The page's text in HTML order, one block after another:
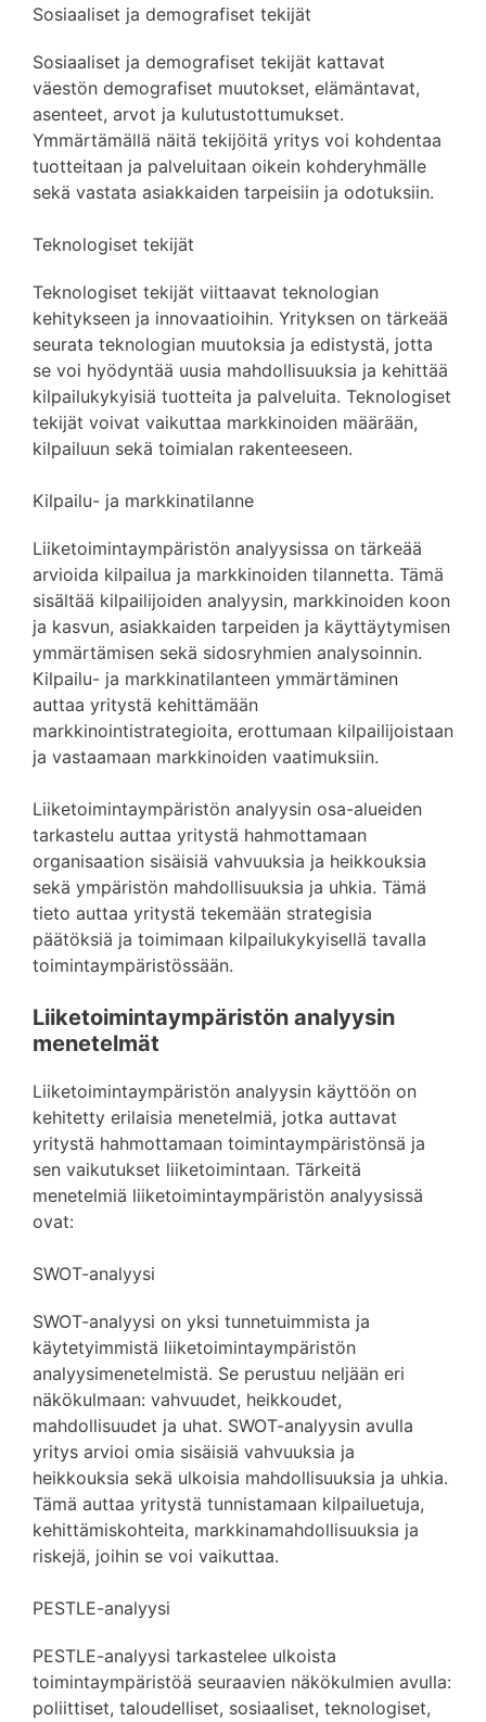
Sosiaaliset ja demografiset tekijät
Sosiaaliset ja demografiset tekijät kattavat
väestön demografiset muutokset, elämäntavat,
asenteet, arvot ja kulutustottumukset.
Ymmärtämällä näitä tekijöitä yritys voi kohdentaa
tuotteitaan ja palveluitaan oikein kohderyhmälle
sekä vastata asiakkaiden tarpeisiin ja odotuksiin.
Teknologiset tekijät
Teknologiset tekijät viittaavat teknologian
kehitykseen ja innovaatioihin. Yrityksen on tärkeää
seurata teknologian muutoksia ja edistystä, jotta
se voi hyödyntää uusia mahdollisuuksia ja kehittää
kilpailukykyisiä tuotteita ja palveluita. Teknologiset
tekijät voivat vaikuttaa markkinoiden määrään,
kilpailuun sekä toimialan rakenteeseen.
Kilpailu- ja markkinatilanne
Liiketoimintaympäristön analyysissa on tärkeää
arvioida kilpailua ja markkinoiden tilannetta. Tämä
sisältää kilpailijoiden analyysin, markkinoiden koon
ja kasvun, asiakkaiden tarpeiden ja käyttäytymisen
ymmärtämisen sekä sidosryhmien analysoinnin.
Kilpailu- ja markkinatilanteen ymmärtäminen
auttaa yritystä kehittämään
markkinointistrategioita, erottumaan kilpailijoistaan
ja vastaamaan markkinoiden vaatimuksiin.
Liiketoimintaympäristön analyysin osa-alueiden
tarkastelu auttaa yritystä hahmottamaan
organisaation sisäisiä vahvuuksia ja heikkouksia
sekä ympäristön mahdollisuuksia ja uhkia. Tämä
tieto auttaa yritystä tekemään strategisia
päätöksiä ja toimimaan kilpailukykyisellä tavalla
toimintaympäristössään.
Liiketoimintaympäristön analyysin
menetelmät
Liiketoimintaympäristön analyysin käyttöön on
kehitetty erilaisia menetelmiä, jotka auttavat
yritystä hahmottamaan toimintaympäristönsä ja
sen vaikutukset liiketoimintaan. Tärkeitä
menetelmiä liiketoimintaympäristön analyysissä
ovat:
SWOT-analyysi
SWOT-analyysi on yksi tunnetuimmista ja
käytetyimmistä liiketoimintaympäristön
analyysimenetelmistä. Se perustuu neljään eri
näkökulmaan: vahvuudet, heikkoudet,
mahdollisuudet ja uhat. SWOT-analyysin avulla
yritys arvioi omia sisäisiä vahvuuksia ja
heikkouksia sekä ulkoisia mahdollisuuksia ja uhkia.
Tämä auttaa yritystä tunnistamaan kilpailuetuja,
kehittämiskohteita, markkinamahdollisuuksia ja
riskejä, joihin se voi vaikuttaa.
PESTLE-analyysi
PESTLE-analyysi tarkastelee ulkoista
toimintaympäristöä seuraavien näkökulmien avulla:
poliittiset, taloudelliset, sosiaaliset, teknologiset,